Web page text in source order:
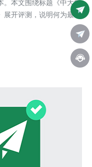
。本文围绕标题《中大型
展开评测，说明何为最
帮助决策者在独立服务器